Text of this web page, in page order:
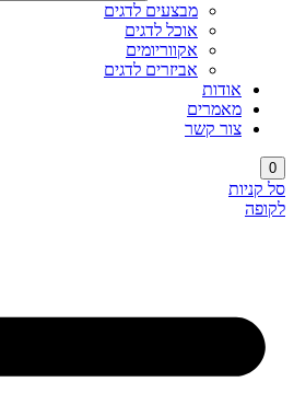
מבצעים לדגים
אוכל לדגים
אקווריומים
אביזרים לדגים
אודות
מאמרים
צור קשר
0
סל קניות
לקופה